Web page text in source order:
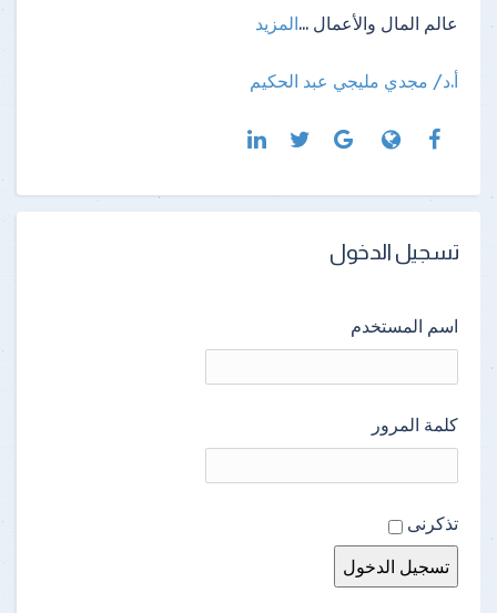
عالم المال والأعمال ...المزيد
أ.د/ مجدي مليجي عبد الحكيم
تسجيل الدخول
اسم المستخدم
كلمة المرور
تذكرنى